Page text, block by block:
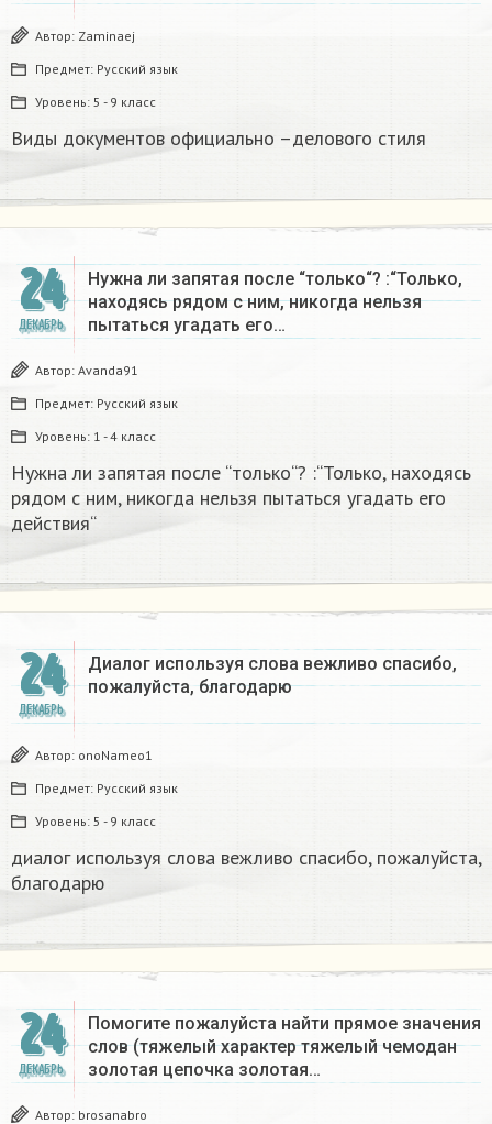
Автор: Zaminaej
Предмет: Русский язык
Уровень: 5 - 9 класс
Виды документов официально –делового стиля
24
ДЕКАБРЬ
Нужна ли запятая после “только“? :“Только,
находясь рядом с ним, никогда нельзя
пытаться угадать его…
Автор: Avanda91
Предмет: Русский язык
Уровень: 1 - 4 класс
Нужна ли запятая после “только“? :“Только, находясь
рядом с ним, никогда нельзя пытаться угадать его
действия“
24
ДЕКАБРЬ
Диалог используя слова вежливо спасибо,
пожалуйста, благодарю
Автор: onoNameo1
Предмет: Русский язык
Уровень: 5 - 9 класс
диалог используя слова вежливо спасибо, пожалуйста,
благодарю
24
ДЕКАБРЬ
Помогите пожалуйста найти прямое значения
слов (тяжелый характер тяжелый чемодан
золотая цепочка золотая…
Автор: brosanabro